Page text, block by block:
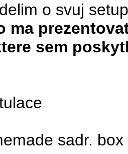
o svuj
ma
sem
sadr.